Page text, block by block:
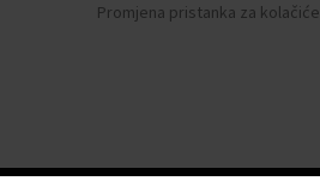
Promjena pristanka za kolačiće